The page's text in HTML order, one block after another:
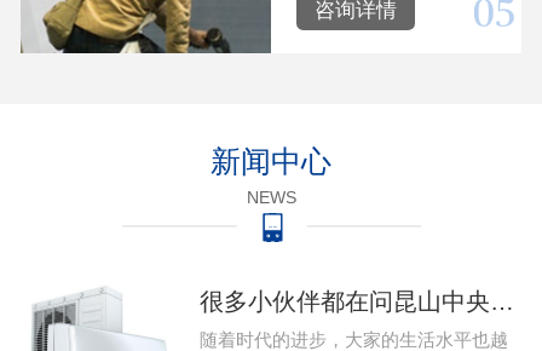
咨询详情
新闻中心
NEWS
很多小伙伴都在问昆山中央空调系统出现问题该怎么维修，那么今天就给大家带来昆山中央空调的维修的教程，下 家用昆山中央空调系统出现故障该怎么维修…
随着时代的进步，大家的生活水平也越